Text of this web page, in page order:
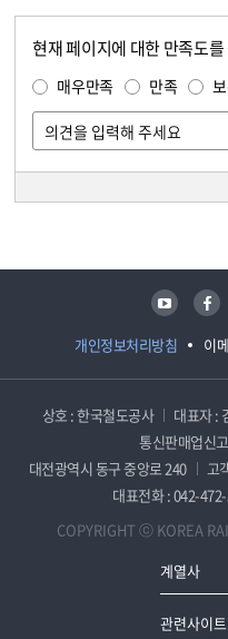
현재 페이지에 대한 만족도
매우만족 만족
개인정보처리방침 이
유튜브 페이스북
상호 : 한국철도공사 대표자 :
통신판매업신
대전광역시 동구 중앙로 240
고
대표전화 : 042-
COPYRIGHT ⓒ KOREA
계열사
관련사이트